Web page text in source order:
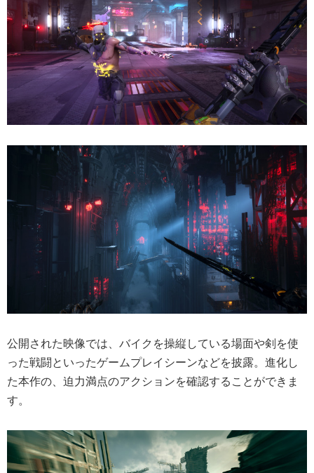
公開された映像では、バイクを操縦している場面や剣を使
った戦闘といったゲームプレイシーンなどを披露。進化し
た本作の、迫力満点のアクションを確認することができま
す。